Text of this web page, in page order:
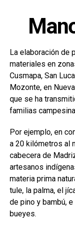
La elaboración de
materiales en
Cusmapa, San
Mozonte, en
que se ha
familias
Por ejemplo, en
a 20 kilómetros al
cabecera de
artesanos
materia prima
tule, la palma, el
de pino y bambú,
bueyes.